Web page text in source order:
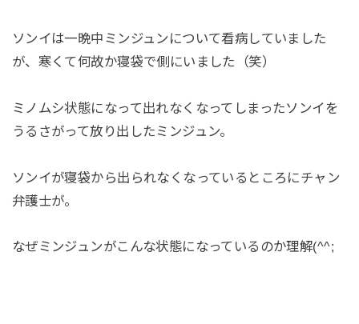
ソンイは一晩中ミンジュンについて看病していました
が、寒くて何故か寝袋で側にいました（笑）
ミノムシ状態になって出れなくなってしまったソンイを
うるさがって放り出したミンジュン。
ソンイが寝袋から出られなくなっているところにチャン
弁護士が。
なぜミンジュンがこんな状態になっているのか理解(^^;